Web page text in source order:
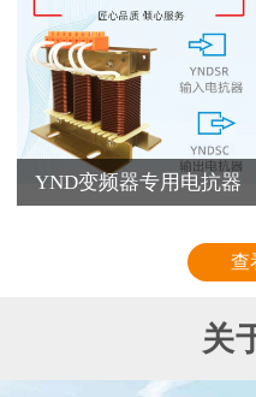
YND变频器专用电抗器
查
关